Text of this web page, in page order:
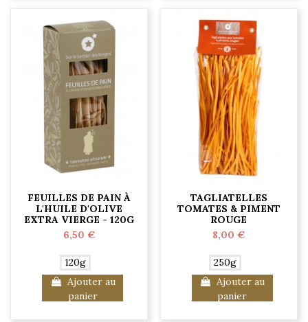
FEUILLES DE PAIN À
L'HUILE D'OLIVE
EXTRA VIERGE - 120G
6,50 €
120g
Ajouter au
panier
TAGLIATELLES
TOMATES & PIMENT
ROUGE
8,00 €
250g
Ajouter au
panier